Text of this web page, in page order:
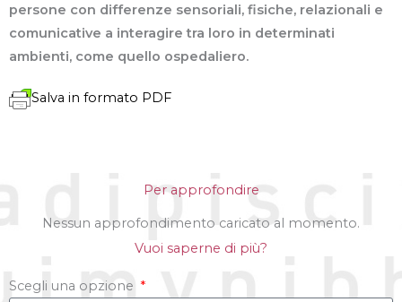
persone con differenze sensoriali, fisiche, relazionali e
comunicative a interagire tra loro in determinati
ambienti, come quello ospedaliero.
Salva in formato PDF
Per approfondire
Nessun approfondimento caricato al momento.
Vuoi saperne di più?
Scegli una opzione